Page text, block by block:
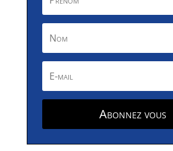
Abonnez vous